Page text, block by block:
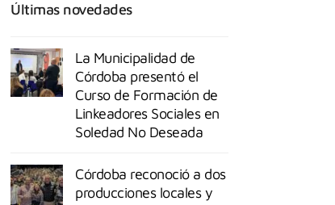
Últimas novedades
La Municipalidad de
Córdoba presentó el
Curso de Formación de
Linkeadores Sociales en
Soledad No Deseada
Córdoba reconoció a dos
producciones locales y